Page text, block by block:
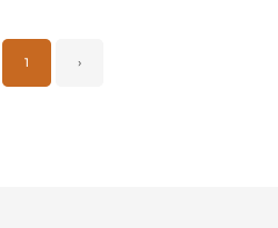
1 ›